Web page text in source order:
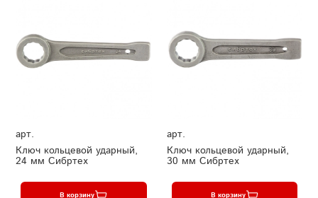
арт.
Ключ кольцевой ударный,
24 мм Сибртех
В корзину
арт.
Ключ кольцевой ударный,
30 мм Сибртех
В корзину